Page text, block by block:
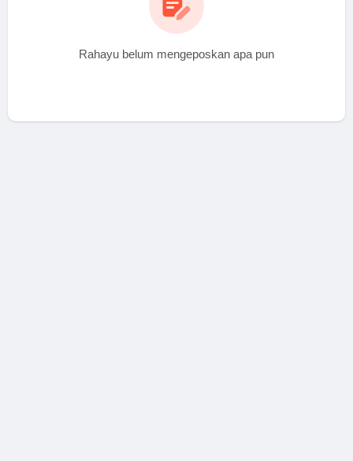
Rahayu belum mengeposkan apa pun